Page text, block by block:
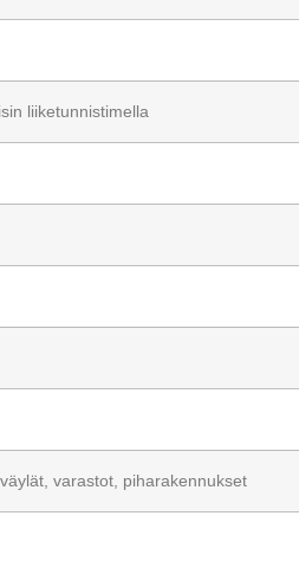
liiketunnistimella
varastot, piharakennukset